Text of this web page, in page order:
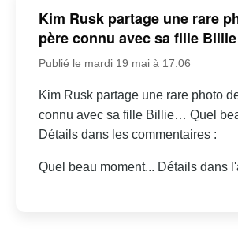
Kim Rusk partage une rare
père connu avec sa fille Billie
Publié le mardi 19 mai à 17:06
Kim Rusk partage une rare photo
connu avec sa fille Billie… Quel
Détails dans les commentaires :
Quel beau moment... Détails dans